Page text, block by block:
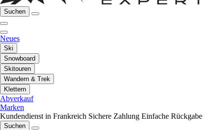
Suchen
Neues
Ski
Snowboard
Skitouren
Wandern & Trek
Klettern
Abverkauf
Marken
Kundendienst in Frankreich Sichere Zahlung Einfache Rückgabe
Suchen